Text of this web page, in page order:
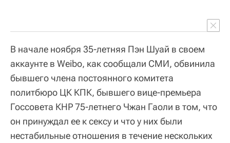
В начале ноября 35-летняя Пэн Шуай в своем
аккаунте в Weibo, как сообщали СМИ, обвинила
бывшего члена постоянного комитета
политбюро ЦК КПК, бывшего вице-премьера
Госсовета КНР 75-летнего Чжан Гаоли в том, что
он принуждал ее к сексу и что у них были
нестабильные отношения в течение нескольких